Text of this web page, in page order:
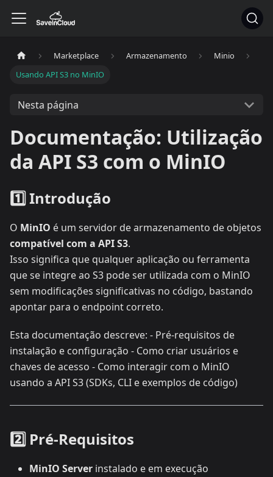
Marketplace Armazenamento
Minio
Usando API S3 no MinIO
Nesta página
Documentação: Utilização
da API S3 com o MinIO
1️⃣ Introdução
O MinIO é um servidor de armazenamento de objetos
compatível com a API S3.
Isso significa que qualquer aplicação ou ferramenta
que se integre ao S3 pode ser utilizada com o MinIO
sem modificações significativas no código, bastando
apontar para o endpoint correto.
Esta documentação descreve: - Pré-requisitos de
instalação e configuração - Como criar usuários e
chaves de acesso - Como interagir com o MinIO
usando a API S3 (SDKs, CLI e exemplos de código)
2️⃣ Pré-Requisitos
MinIO Server instalado e em execução